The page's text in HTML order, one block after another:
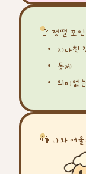
🚩 정떨 포인
지나친
통제
의미없
👫 나와 어